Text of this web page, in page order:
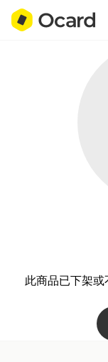
此商品已下架